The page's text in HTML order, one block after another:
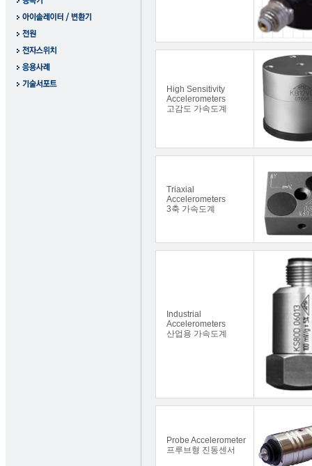
High Sensitivity
Accelerometers
고감도 가속도계
Triaxial
Accelerometers
3축 가속도계
Industrial
Accelerometers
산업용 가속도계
Probe Accelerometer
프루브형 진동센서